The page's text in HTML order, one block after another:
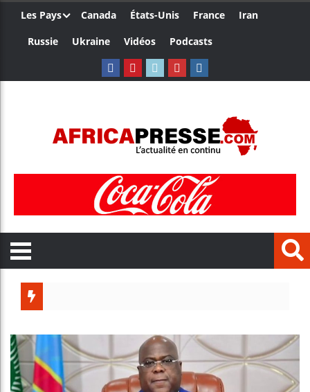
Les Pays Canada États-Unis France
Iran
Russie
Ukraine Vidéos Podcasts
Guinée